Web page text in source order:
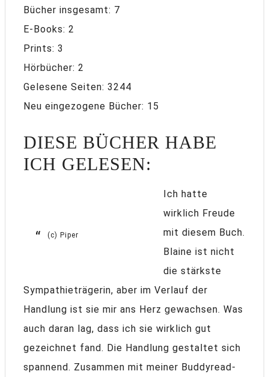
Bücher insgesamt: 7
E-Books: 2
Prints: 3
Hörbücher: 2
Gelesene Seiten: 3244
Neu eingezogene Bücher: 15
DIESE BÜCHER HABE
ICH GELESEN:
(c) Piper
Ich hatte
wirklich Freude
mit diesem Buch.
Blaine ist nicht
die stärkste
Sympathieträgerin, aber im Verlauf der
Handlung ist sie mir ans Herz gewachsen. Was
auch daran lag, dass ich sie wirklich gut
gezeichnet fand. Die Handlung gestaltet sich
spannend. Zusammen mit meiner Buddyread-